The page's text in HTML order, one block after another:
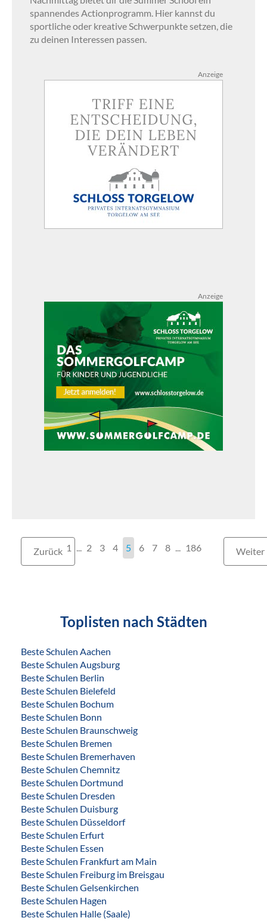
spannendes Actionprogramm. Hier kannst du
sportliche oder kreative Schwerpunkte setzen, die
zu deinen Interessen passen.
Anzeige
Anzeige
Zurück 1 2 3 4 5 6 7 8 186 Weiter
Toplisten nach Städten
Beste Schulen Aachen
Beste Schulen Augsburg
Beste Schulen Berlin
Beste Schulen Bielefeld
Beste Schulen Bochum
Beste Schulen Bonn
Beste Schulen Braunschweig
Beste Schulen Bremen
Beste Schulen Bremerhaven
Beste Schulen Chemnitz
Beste Schulen Dortmund
Beste Schulen Dresden
Beste Schulen Duisburg
Beste Schulen Düsseldorf
Beste Schulen Erfurt
Beste Schulen Essen
Beste Schulen Frankfurt am Main
Beste Schulen Freiburg im Breisgau
Beste Schulen Gelsenkirchen
Beste Schulen Hagen
Beste Schulen Halle (Saale)